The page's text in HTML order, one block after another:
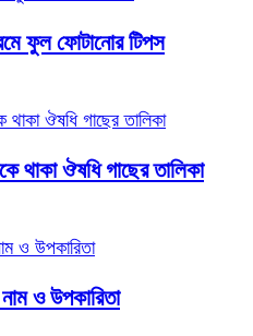
ফুল ফোটানোর টিপস
থাকা ঔষধি গাছের তালিকা
ও উপকারিতা